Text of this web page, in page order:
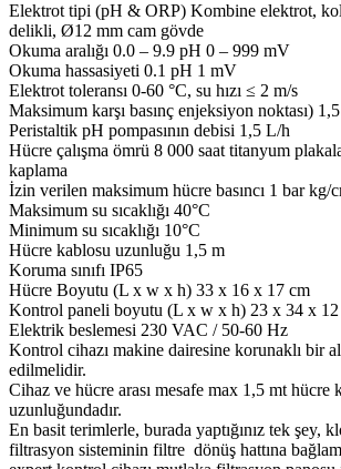
Elektrot tipi (pH & ORP) Kombine elektrot,
delikli, Ø12 mm cam gövde
Okuma aralığı 0.0 – 9.9 pH 0 – 999 mV
Okuma hassasiyeti 0.1 pH 1 mV
Elektrot toleransı 0-60 °C, su hızı ≤ 2 m/s
Maksimum karşı basınç enjeksiyon noktası)
Peristaltik pH pompasının debisi 1,5 L/h
Hücre çalışma ömrü 8 000 saat titanyum
kaplama
İzin verilen maksimum hücre basıncı 1 bar kg/
Maksimum su sıcaklığı 40°C
Minimum su sıcaklığı 10°C
Hücre kablosu uzunluğu 1,5 m
Koruma sınıfı IP65
Hücre Boyutu (L x w x h) 33 x 16 x 17 cm
Kontrol paneli boyutu (L x w x h) 23 x 34 x
Elektrik beslemesi 230 VAC / 50-60 Hz
Kontrol cihazı makine dairesine korunaklı bir
edilmelidir.
Cihaz ve hücre arası mesafe max 1,5 mt hücre
uzunluğundadır.
En basit terimlerle, burada yaptığınız tek şey,
filtrasyon sisteminin filtre dönüş hattına